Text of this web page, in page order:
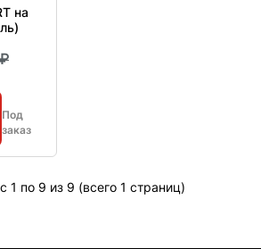
на
Под
заказ
1 по 9 из 9 (всего 1 страниц)